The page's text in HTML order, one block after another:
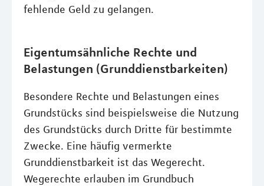
fehlende Geld zu gelangen.
Eigentumsähnliche Rechte und
Belastungen (Grunddienstbarkeiten)
Besondere Rechte und Belastungen eines
Grundstücks sind beispielsweise die Nutzung
des Grundstücks durch Dritte für bestimmte
Zwecke. Eine häufig vermerkte
Grunddienstbarkeit ist das Wegerecht.
Wegerechte erlauben im Grundbuch